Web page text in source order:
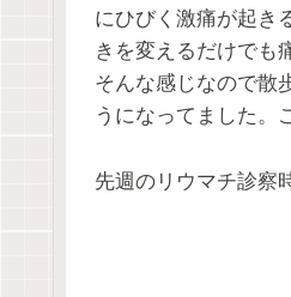
にひびく激痛が起き
きを変えるだけでも
そんな感じなので散
うになってました。
先週のリウマチ診察